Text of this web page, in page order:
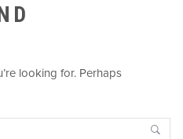
looking for. Perhaps